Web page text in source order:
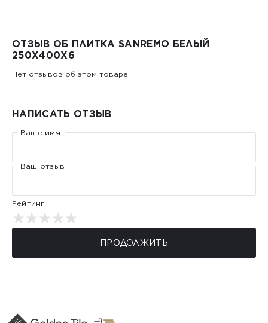
ОТЗЫВ ОБ ПЛИТКА SANREMO БЕЛЫЙ
250Х400X6
Нет отзывов об этом товаре.
НАПИСАТЬ ОТЗЫВ
Ваше имя:
Ваш отзыв
Рейтинг
ПРОДОЛЖИТЬ